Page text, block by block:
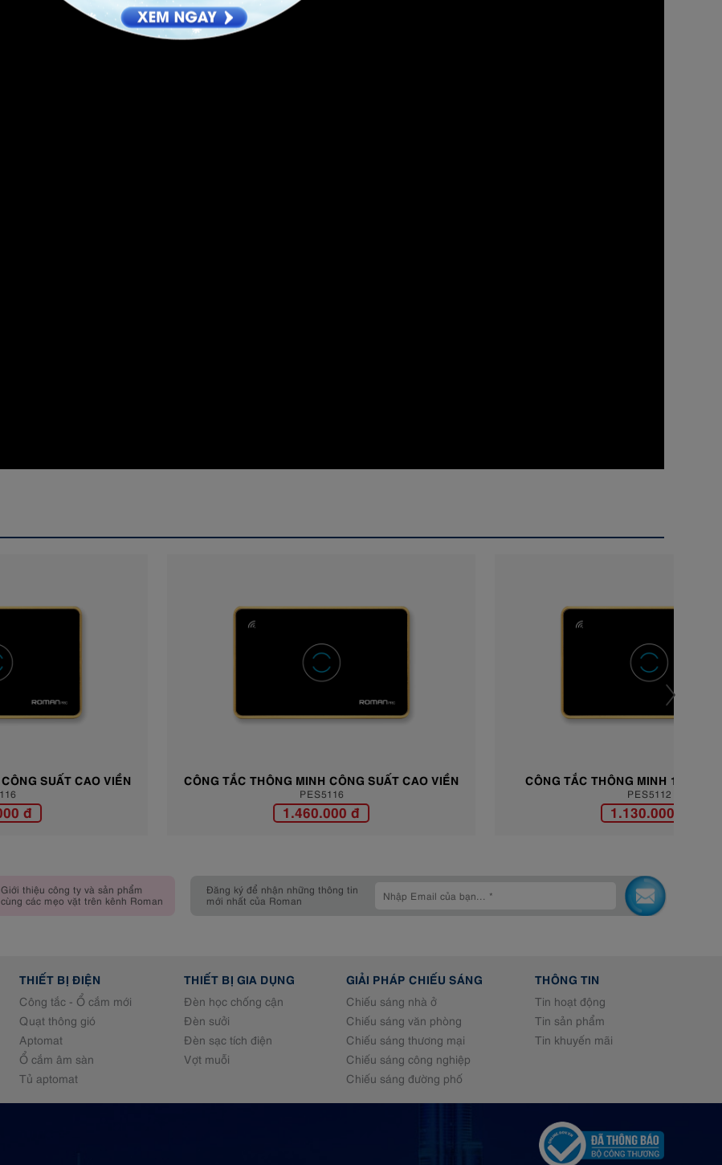
CÔNG TẮC THÔNG MINH CÔNG SUẤT CAO VIỀN
CÔNG TẮC THÔNG MINH 1 NÚT VIỀN NHỰA
Giới thiệu công ty và sản phẩm
cùng các mẹo vặt trên kênh Roman
Đăng ký để nhận những thông tin
mới nhất của Roman
THIẾT BỊ ĐIỆN
Công tắc - Ổ cắm mới
Quạt thông gió
Aptomat
Ổ cắm âm sàn
Tủ aptomat
THIẾT BỊ GIA DỤNG
Đèn học chống cận
Đèn sưởi
Đèn sạc tích điện
Vợt muỗi
GIẢI PHÁP CHIẾU SÁNG
Chiếu sáng nhà ở
Chiếu sáng văn phòng
Chiếu sáng thương mại
Chiếu sáng công nghiệp
Chiếu sáng đường phố
THÔNG TIN
Tin hoạt động
Tin sản phẩm
Tin khuyến mãi